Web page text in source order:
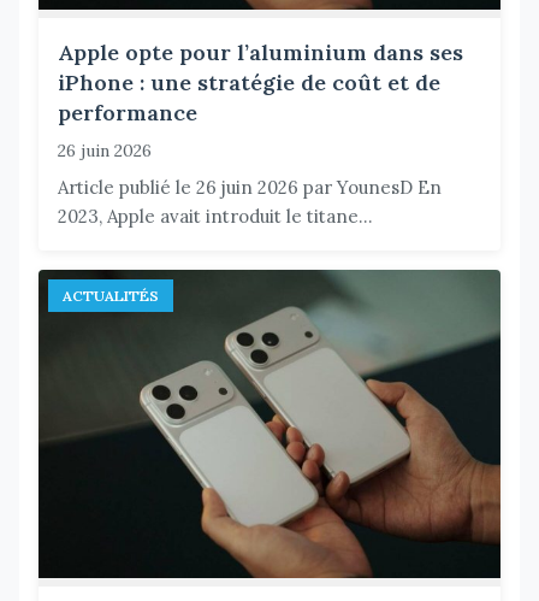
Apple opte pour l’aluminium dans ses
iPhone : une stratégie de coût et de
performance
26 juin 2026
Article publié le 26 juin 2026 par YounesD En
2023, Apple avait introduit le titane...
ACTUALITÉS